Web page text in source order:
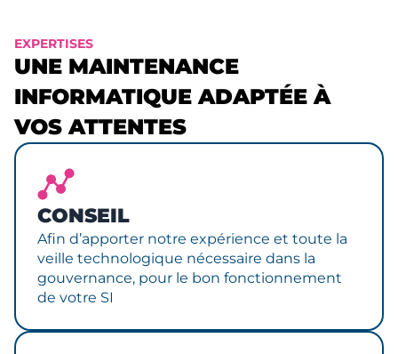
EXPERTISES
UNE MAINTENANCE
INFORMATIQUE ADAPTÉE À
VOS ATTENTES
CONSEIL
Afin d’apporter notre expérience et toute la
veille technologique nécessaire dans la
gouvernance, pour le bon fonctionnement
de votre SI